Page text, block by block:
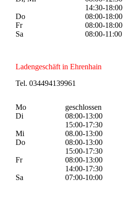
Do
Fr
Sa
14:30-18:00
08:00-18:00
08:00-18:00
08:00-11:00
Ladengeschäft in Ehrenhain
Tel. 034494139961
Mo
Di
Mi
Do
Fr
Sa
geschlossen
08:00-13:00
15:00-17:30
08.00-13:00
08:00-13:00
15:00-17:30
08:00-13:00
14:00-17:30
07:00-10:00